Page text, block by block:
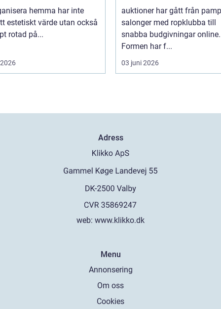
hemma har inte
estetiskt värde utan också
rotad på...
auktioner har gått från
salonger med ropklubba till
snabba budgivningar online.
Formen har f...
03 juni 2026
Adress
web: www.klikko.dk
Menu
Annonsering
Om oss
Cookies